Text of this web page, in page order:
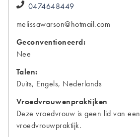
0474648449
melissawarson@hotmail.com
Geconventioneerd:
Nee
Talen:
Duits, Engels, Nederlands
Vroedvrouwenpraktijken
Deze vroedvrouw is geen lid van een
vroedvrouwpraktijk.